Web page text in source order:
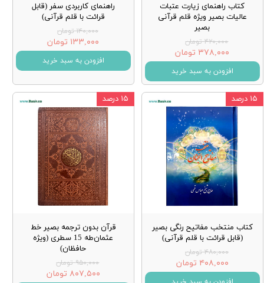
کتاب راهنمای زیارت عتبات
عالیات بصیر ویژه قلم قرآنی
بصیر
۴۲۰,۰۰۰ تومان
۳۷۸,۰۰۰ تومان
افزودن به سبد خرید
راهنمای کاربردی سفر (قابل
قرائت با قلم قرآنی)
۱۴۰,۰۰۰ تومان
۱۳۳,۰۰۰ تومان
افزودن به سبد خرید
کتاب منتخب مفاتیح رنگی بصیر
(قابل قرائت با قلم قرآنی)
۴۸۰,۰۰۰ تومان
۴۰۸,۰۰۰ تومان
۱۵ درصد
قرآن بدون ترجمه بصیر خط
عثمان‌طه 15 سطری (ویژه
حافظان)
۹۵۰,۰۰۰ تومان
۸۰۷,۵۰۰ تومان
۱۵ درصد